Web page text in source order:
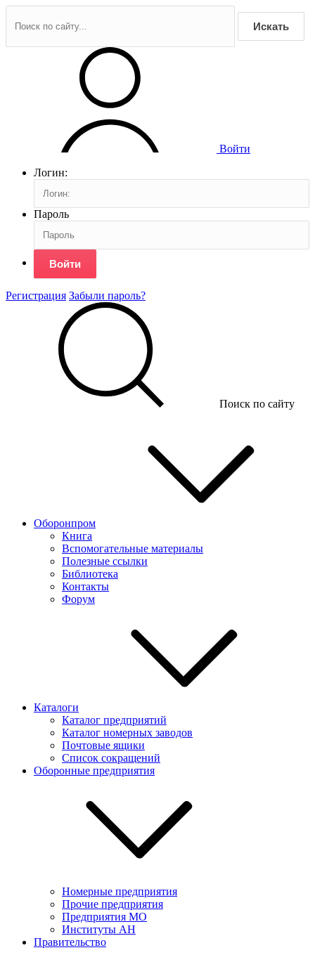
Искать
Войти
Логин:
Пароль
Войти
Регистрация Забыли пароль?
Поиск по сайту
Оборонпром
Книга
Вспомогательные материалы
Полезные ссылки
Библиотека
Контакты
Форум
Каталоги
Каталог предприятий
Каталог номерных заводов
Почтовые ящики
Список сокращений
Оборонные предприятия
Номерные предприятия
Прочие предприятия
Предприятия МО
Институты АН
Правительство